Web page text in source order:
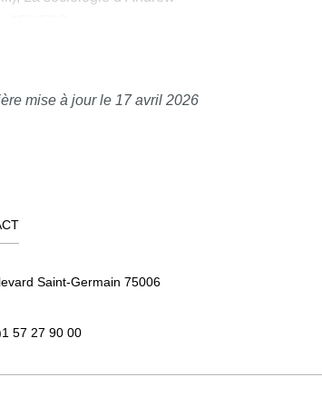
? Quand la politique du
Patricia Paperman et Sandra
mise à jour le 17 avril 2026
Saint-Germain 75006
57 27 90 00